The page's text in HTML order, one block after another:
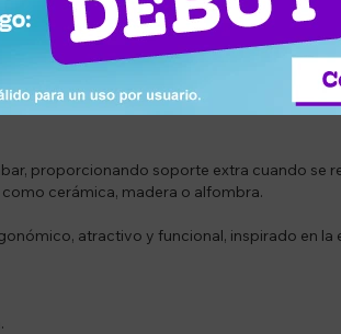
con espuma moldeada en frio de alta
los puntos necesarios para un soporte
y un movimiento fluido gracias a su giro
proporcionando soporte extra cuando se
cerámica, madera o alfombra.
atractivo y funcional, inspirado en